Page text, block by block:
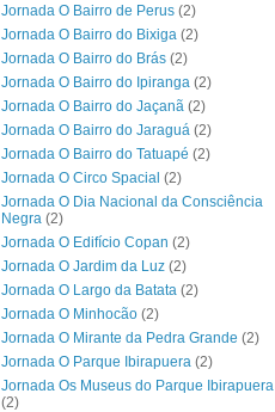
Jornada O Bairro de Perus (2)
Jornada O Bairro do Bixiga (2)
Jornada O Bairro do Brás (2)
Jornada O Bairro do Ipiranga (2)
Jornada O Bairro do Jaçanã (2)
Jornada O Bairro do Jaraguá (2)
Jornada O Bairro do Tatuapé (2)
Jornada O Circo Spacial (2)
Jornada O Dia Nacional da Consciência
Negra (2)
Jornada O Edifício Copan (2)
Jornada O Jardim da Luz (2)
Jornada O Largo da Batata (2)
Jornada O Minhocão (2)
Jornada O Mirante da Pedra Grande (2)
Jornada O Parque Ibirapuera (2)
Jornada Os Museus do Parque Ibirapuera
(2)